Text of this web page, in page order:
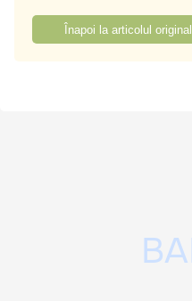
Înapoi la articolul original